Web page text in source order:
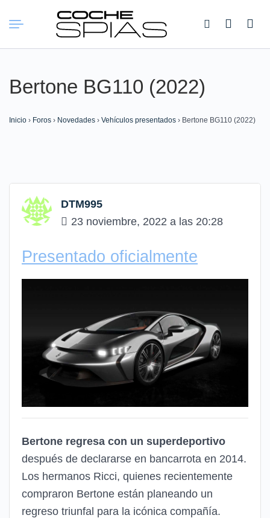
Buscar:
Bertone BG110 (2022)
Inicio › Foros › Novedades › Vehículos presentados › Bertone BG110 (2022)
DTM995
23 noviembre, 2022 a las 20:28
Presentado oficialmente
Bertone regresa con un superdeportivo
después de declararse en bancarrota en 2014.
Los hermanos Ricci, quienes recientemente
compraron Bertone están planeando un
regreso triunfal para la icónica compañía.